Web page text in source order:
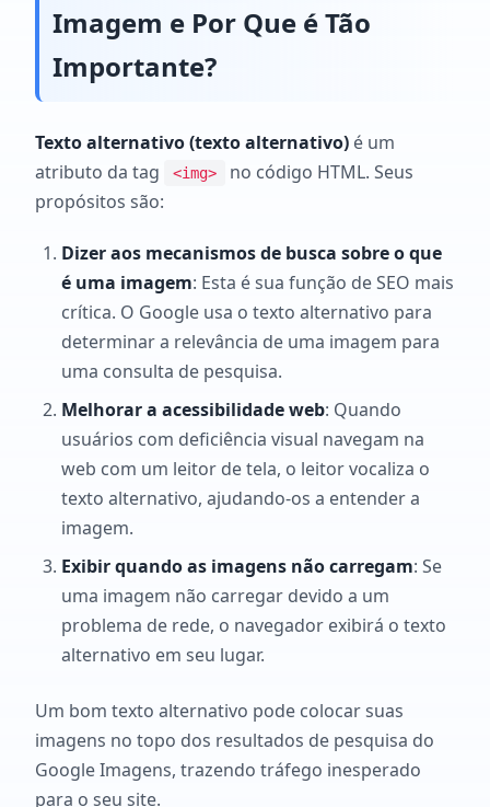
Imagem e Por Que é Tão
Importante?
Texto alternativo (texto alternativo) é um
atributo da tag
<img>
no código HTML. Seus
propósitos são:
Dizer aos mecanismos de busca sobre o que
é uma imagem: Esta é sua função de SEO mais
crítica. O Google usa o texto alternativo para
determinar a relevância de uma imagem para
uma consulta de pesquisa.
Melhorar a acessibilidade web: Quando
usuários com deficiência visual navegam na
web com um leitor de tela, o leitor vocaliza o
texto alternativo, ajudando-os a entender a
imagem.
Exibir quando as imagens não carregam: Se
uma imagem não carregar devido a um
problema de rede, o navegador exibirá o texto
alternativo em seu lugar.
Um bom texto alternativo pode colocar suas
imagens no topo dos resultados de pesquisa do
Google Imagens, trazendo tráfego inesperado
para o seu site.